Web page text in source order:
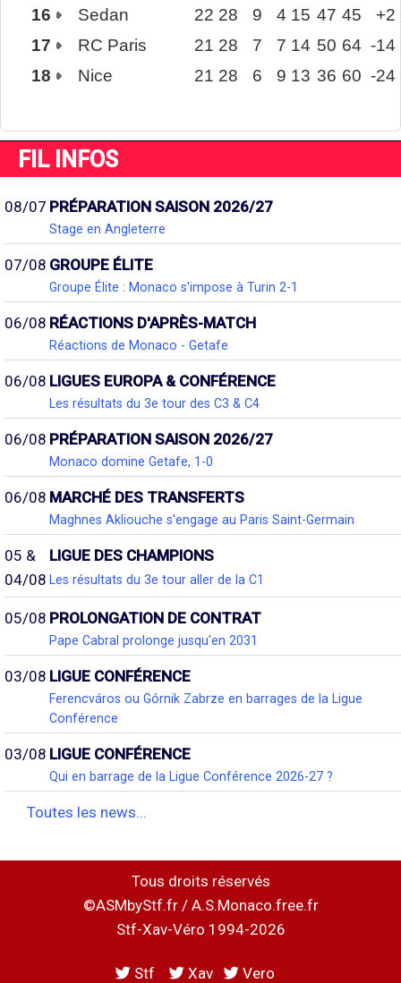
16
Sedan 22 28 9 4 15 47 45
+2
17
RC Paris 21 28 7 7 14 50 64 -14
18
Nice 21 28 6 9 13 36 60 -24
FIL INFOS
08/07 PRÉPARATION SAISON 2026/27
Stage en Angleterre
07/08 GROUPE ÉLITE
Groupe Élite : Monaco s'impose à Turin 2-1
06/08 RÉACTIONS D'APRÈS-MATCH
Réactions de Monaco - Getafe
06/08 LIGUES EUROPA & CONFÉRENCE
Les résultats du 3e tour des C3 & C4
06/08 PRÉPARATION SAISON 2026/27
Monaco domine Getafe, 1-0
06/08 MARCHÉ DES TRANSFERTS
Maghnes Akliouche s'engage au Paris Saint-Germain
05 &
04/08
LIGUE DES CHAMPIONS
Les résultats du 3e tour aller de la C1
05/08 PROLONGATION DE CONTRAT
Pape Cabral prolonge jusqu'en 2031
03/08 LIGUE CONFÉRENCE
Ferencváros ou Górnik Zabrze en barrages de la Ligue
Conférence
03/08 LIGUE CONFÉRENCE
Qui en barrage de la Ligue Conférence 2026-27 ?
Toutes les news...
Tous droits réservés
©ASMbyStf.fr / A.S.Monaco.free.fr
Stf-Xav-Véro 1994-2026
Stf Xav Vero